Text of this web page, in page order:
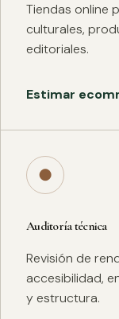
Tiendas online
culturales,
editoriales.
Estimar
●
Auditoría técnica
Revisión de
accesibilidad,
y estructura.